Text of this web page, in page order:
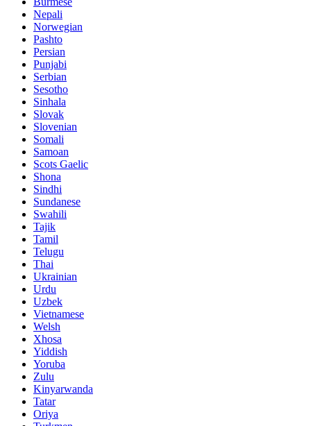
Nepali
Norwegian
Pashto
Persian
Punjabi
Serbian
Sesotho
Sinhala
Slovak
Slovenian
Somali
Samoan
Scots Gaelic
Shona
Sindhi
Sundanese
Swahili
Tajik
Tamil
Telugu
Thai
Ukrainian
Urdu
Uzbek
Vietnamese
Welsh
Xhosa
Yiddish
Yoruba
Zulu
Kinyarwanda
Tatar
Oriya